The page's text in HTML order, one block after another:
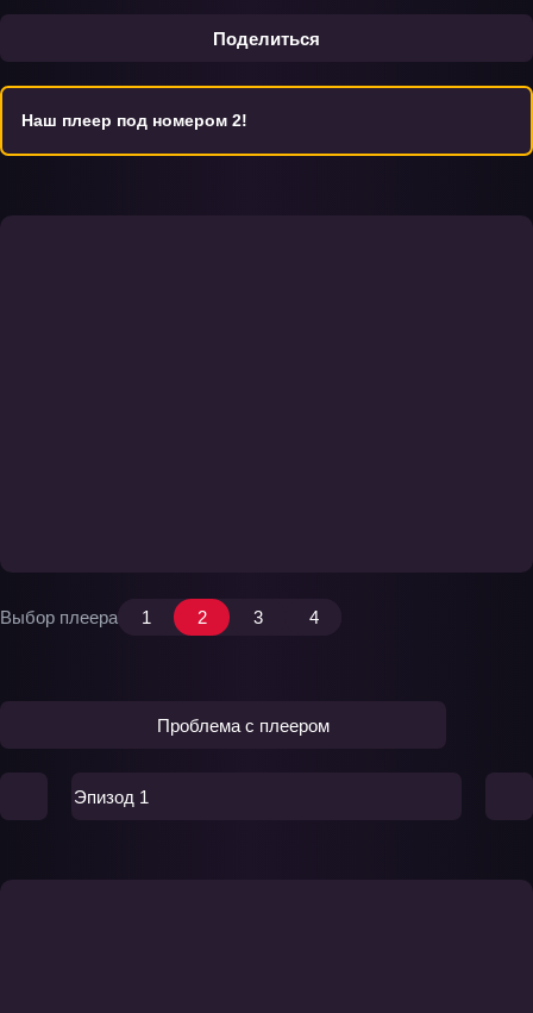
Поделиться
Наш плеер под номером 2!
Выбор плеера 1 2 3 4
Проблема с плеером
Эпизод 1